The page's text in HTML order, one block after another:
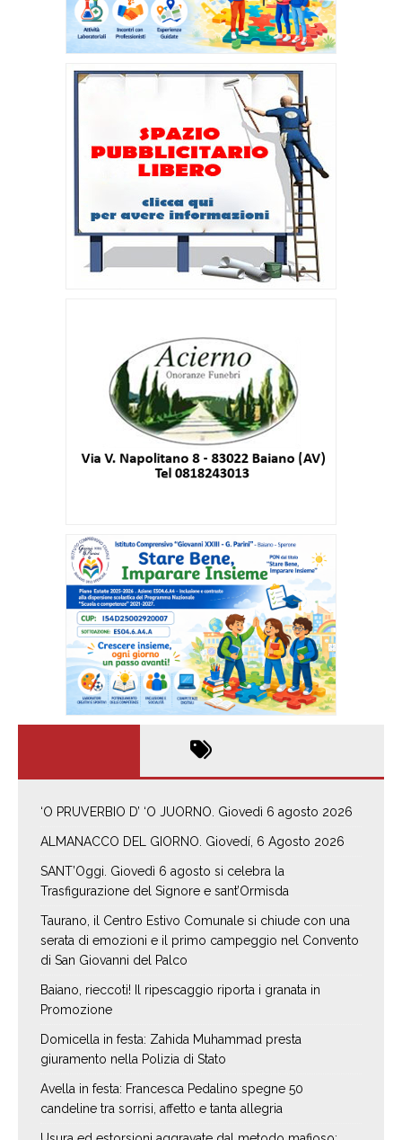
‘O PRUVERBIO D’ ‘O JUORNO. Giovedì 6 agosto 2026
ALMANACCO DEL GIORNO. Giovedí, 6 Agosto 2026
SANT’Oggi. Giovedì 6 agosto si celebra la
Trasfigurazione del Signore e sant’Ormisda
Taurano, il Centro Estivo Comunale si chiude con una
serata di emozioni e il primo campeggio nel Convento
di San Giovanni del Palco
Baiano, rieccoti! Il ripescaggio riporta i granata in
Promozione
Domicella in festa: Zahida Muhammad presta
giuramento nella Polizia di Stato
Avella in festa: Francesca Pedalino spegne 50
candeline tra sorrisi, affetto e tanta allegria